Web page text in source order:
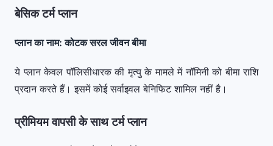
बेसिक टर्म प्लान
प्लान का नाम: कोटक सरल जीवन बीमा
ये प्लान केवल पॉलिसीधारक की मृत्यु के मामले में नॉमिनी को बीमा राशि
प्रदान करते हैं। इसमें कोई सर्वाइवल बेनिफिट शामिल नहीं है।
प्रीमियम वापसी के साथ टर्म प्लान